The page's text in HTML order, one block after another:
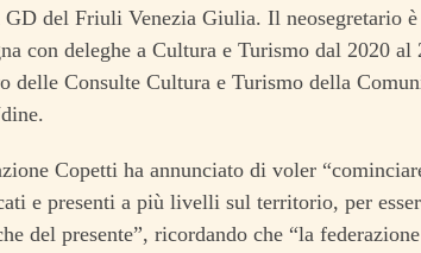
del Friuli Venezia Giulia. Il neosegretario
con deleghe a Cultura e Turismo dal 2020 al
delle Consulte Cultura e Turismo della
Copetti ha annunciato di voler
e presenti a più livelli sul territorio, per
del presente”, ricordando che “la